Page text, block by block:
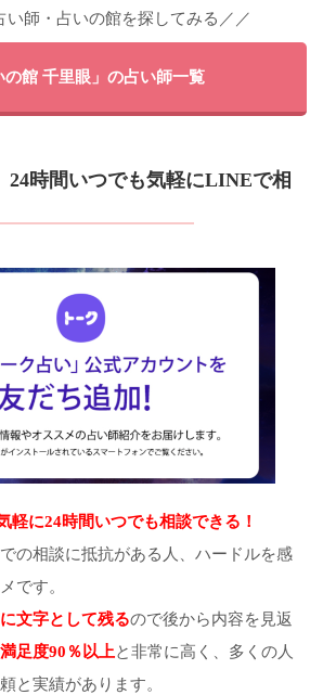
い師・占いの館を探してみる／／
の館 千里眼」の占い師一覧
24時間いつでも気軽にLINEで相
軽に24時間いつでも相談できる！
の相談に抵抗がある人、ハードルを感
です。
文字として残るので後から内容を見返
満足度90％以上と非常に高く、多くの人
と実績があります。